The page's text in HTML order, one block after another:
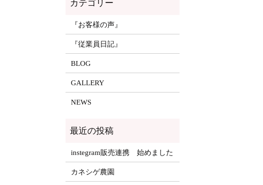
『お客様の声』
『従業員日記』
BLOG
GALLERY
NEWS
instegram販売連携 始めました
カネシゲ農園